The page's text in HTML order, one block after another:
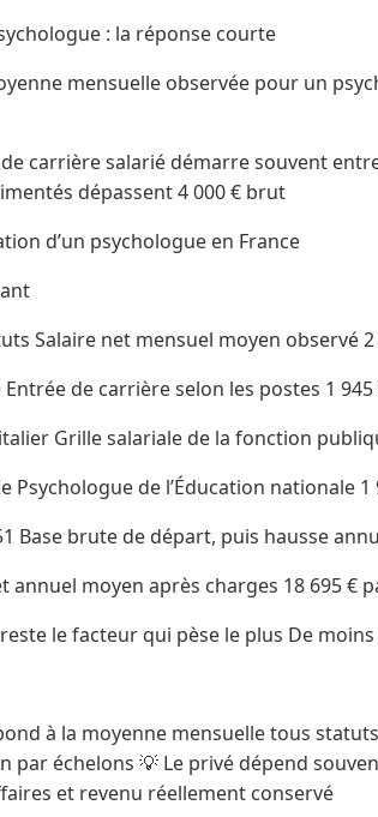
: la réponse courte
mensuelle observée pour un
carrière salarié démarre souvent
dépassent 4 000 € brut
d’un psychologue en France
Salaire net mensuel moyen observé
de carrière selon les postes 1
Grille salariale de la fonction
Psychologue de l’Éducation nationale 1
Base brute de départ, puis hausse
annuel moyen après charges 18 695 €
le facteur qui pèse le plus De
à la moyenne mensuelle tous
par échelons 💡 Le privé dépend
et revenu réellement conservé